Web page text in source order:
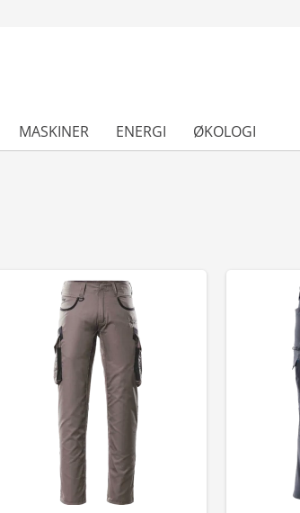
MASKINER ENERGI ØKOLOGI